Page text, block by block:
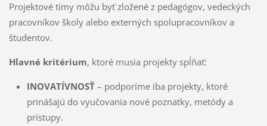
Projektové tímy môžu byť zložené z pedagógov, vedeckých
pracovníkov školy alebo externých spolupracovníkov a
študentov.
Hlavné kritérium, ktoré musia projekty spĺňať:
INOVATÍVNOSŤ– podporíme iba projekty, ktoré
prinášajú do vyučovania nové poznatky, metódy a
prístupy.